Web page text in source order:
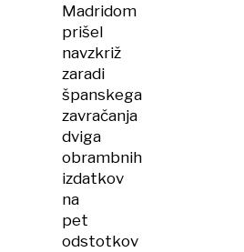
Madridom
prišel
navzkriž
zaradi
španskega
zavračanja
dviga
obrambnih
izdatkov
na
pet
odstotkov